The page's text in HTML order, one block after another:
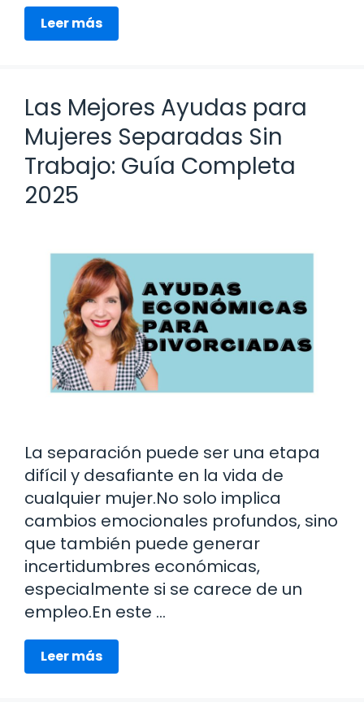
Leer más
Las Mejores Ayudas para
Mujeres Separadas Sin
Trabajo: Guía Completa
2025
La separación puede ser una etapa
difícil y desafiante en la vida de
cualquier mujer.No solo implica
cambios emocionales profundos, sino
que también puede generar
incertidumbres económicas,
especialmente si se carece de un
empleo.En este …
Leer más